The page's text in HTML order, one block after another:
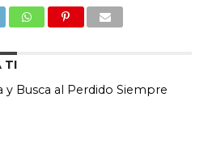
TI
y Busca al Perdido Siempre